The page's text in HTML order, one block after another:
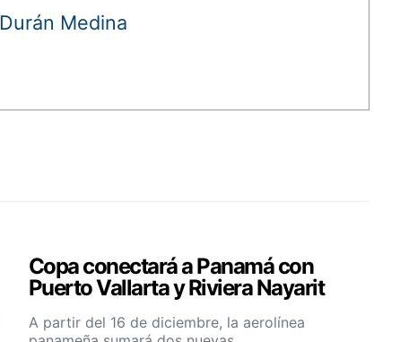
Medina
Copa conectará a Panamá con
Puerto Vallarta y Riviera Nayarit
A partir del 16 de diciembre, la aerolínea